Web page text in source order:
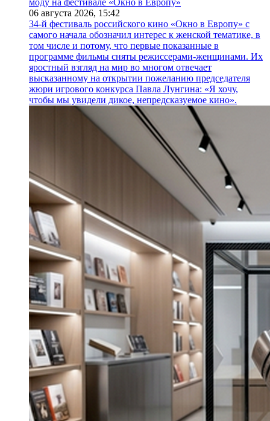
моду на фестивале «Окно в Европу»
06 августа 2026, 15:42
34-й фестиваль российского кино «Окно в Европу» с
самого начала обозначил интерес к женской тематике, в
том числе и потому, что первые показанные в
программе фильмы сняты режиссерами-женщинами. Их
яростный взгляд на мир во многом отвечает
высказанному на открытии пожеланию председателя
жюри игрового конкурса Павла Лунгина: «Я хочу,
чтобы мы увидели дикое, непредсказуемое кино».